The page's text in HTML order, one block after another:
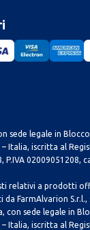
sede legale in
Italia, iscritta al
P.IVA 02009051208,
relativi a prodotti
FarmAlvarion
con sede legale in
Italia, iscritta al